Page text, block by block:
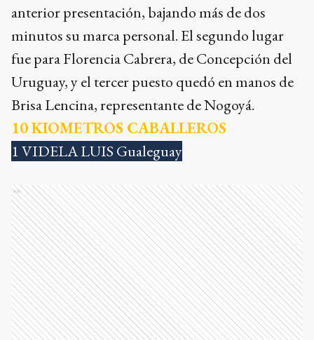
anterior presentación, bajando más de dos
minutos su marca personal. El segundo lugar
fue para Florencia Cabrera, de Concepción del
Uruguay, y el tercer puesto quedó en manos de
Brisa Lencina, representante de Nogoyá.
10 KIOMETROS CABALLEROS
1 VIDELA LUIS Gualeguay
Ads